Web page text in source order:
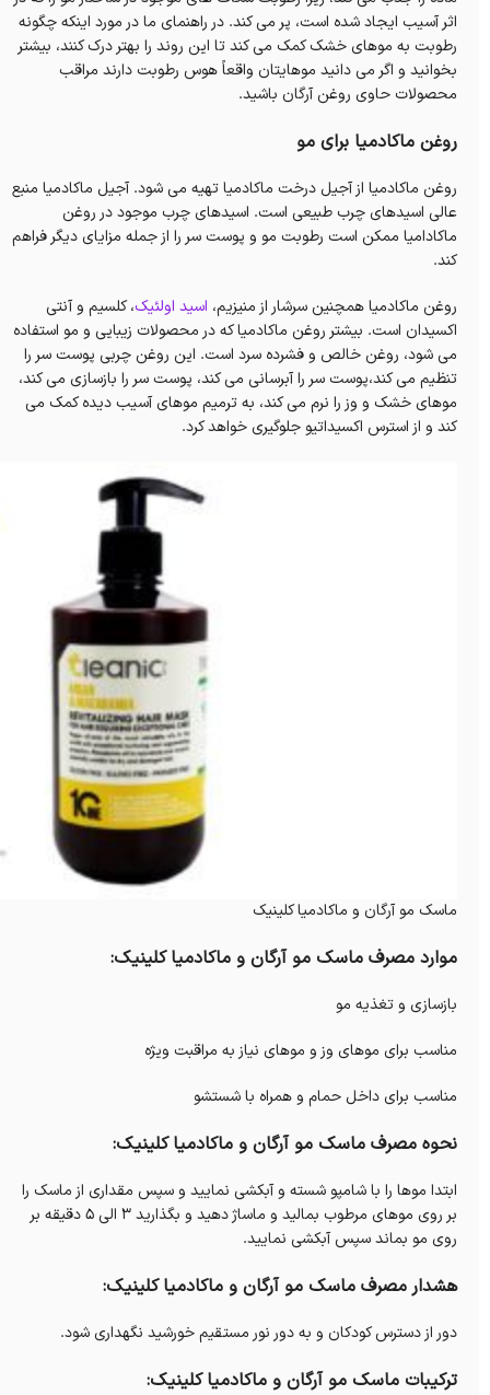
اثر آسیب ایجاد شده است، پر می کند. در راهنمای ما در مورد اینکه چگونه
رطوبت به موهای خشک کمک می کند تا این روند را بهتر درک کنند، بیشتر
بخوانید و اگر می دانید موهایتان واقعاً هوس رطوبت دارند مراقب
محصولات حاوی روغن آرگان باشید.
روغن ماکادمیا برای مو
روغن ماکادمیا از آجیل درخت ماکادمیا تهیه می شود. آجیل ماکادمیا منبع
عالی اسیدهای چرب طبیعی است. اسیدهای چرب موجود در روغن
ماکادامیا ممکن است رطوبت مو و پوست سر را از جمله مزایای دیگر فراهم
کند.
روغن ماکادمیا همچنین سرشار از منیزیم، اسید اولئیک، کلسیم و آنتی
اکسیدان است. بیشتر روغن ماکادمیا که در محصولات زیبایی و مو استفاده
می شود، روغن خالص و فشرده سرد است. این روغن چربی پوست سر را
تنظیم می کند،پوست سر را آبرسانی می کند، پوست سر را بازسازی می کند،
موهای خشک و وز را نرم می کند، به ترمیم موهای آسیب دیده کمک می
کند و از استرس اکسیداتیو جلوگیری خواهد کرد.
ماسک مو آرگان و ماکادمیا کلینیک
موارد مصرف ماسک مو آرگان و ماکادمیا کلینیک:
بازسازی و تغذیه مو
مناسب برای موهای وز و موهای نیاز به مراقبت ویژه
مناسب برای داخل حمام و همراه با شستشو
نحوه مصرف ماسک مو آرگان و ماکادمیا کلینیک:
ابتدا موها را با شامپو شسته و آبکشی نمایید و سپس مقداری از ماسک را
بر روی موهای مرطوب بمالید و ماساژ دهید و بگذارید 3 الی 5 دقیقه بر
روی مو بماند سپس آبکشی نمایید.
هشدار مصرف ماسک مو آرگان و ماکادمیا کلینیک:
دور از دسترس کودکان و به دور نور مستقیم خورشید نگهداری شود.
ترکیبات ماسک مو آرگان و ماکادمیا کلینیک: